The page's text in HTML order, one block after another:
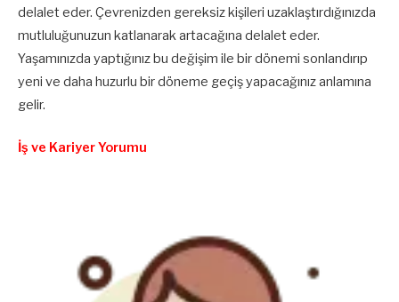
delalet eder. Çevrenizden gereksiz kişileri uzaklaştırdığınızda
mutluluğunuzun katlanarak artacağına delalet eder.
Yaşamınızda yaptığınız bu değişim ile bir dönemi sonlandırıp
yeni ve daha huzurlu bir döneme geçiş yapacağınız anlamına
gelir.
İş ve Kariyer Yorumu